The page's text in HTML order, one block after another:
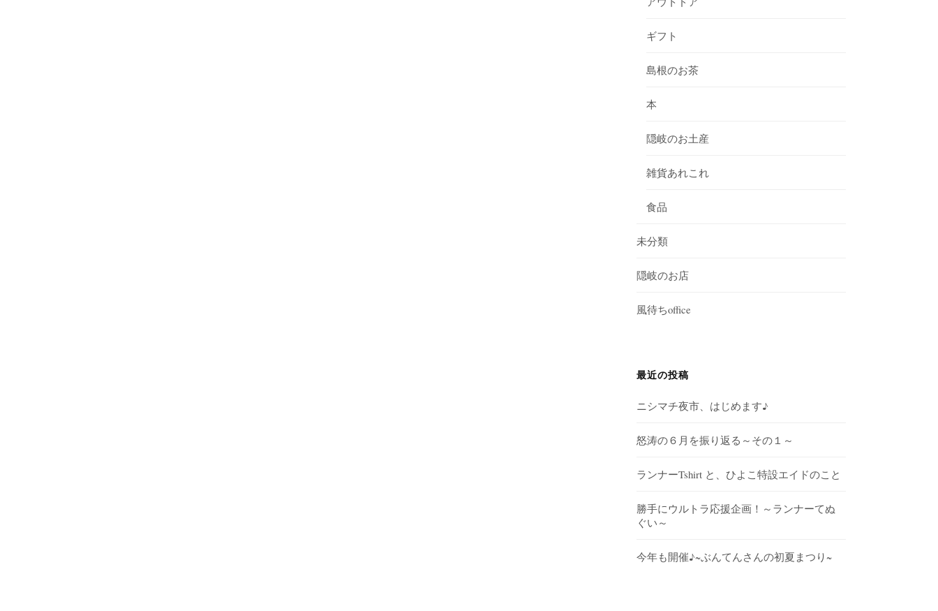
ギフト
島根のお茶
本
隠岐のお土産
雑貨あれこれ
食品
未分類
隠岐のお店
風待ちoffice
最近の投稿
ニシマチ夜市、はじめます♪
怒涛の６月を振り返る～その１～
ランナーTshirt と、ひよこ特設エイドのこと
勝手にウルトラ応援企画！～ランナーてぬ
ぐい～
今年も開催♪~ぶんてんさんの初夏まつり~